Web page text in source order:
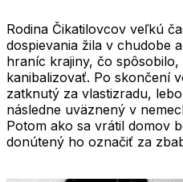
Rodina Čikatilovcov veľkú
dospievania žila v chudobe
hraníc krajiny, čo
kanibalizovať. Po skončení
zatknutý za vlastizradu,
následne uväznený v
Potom ako sa vrátil domov
donútený ho označiť za